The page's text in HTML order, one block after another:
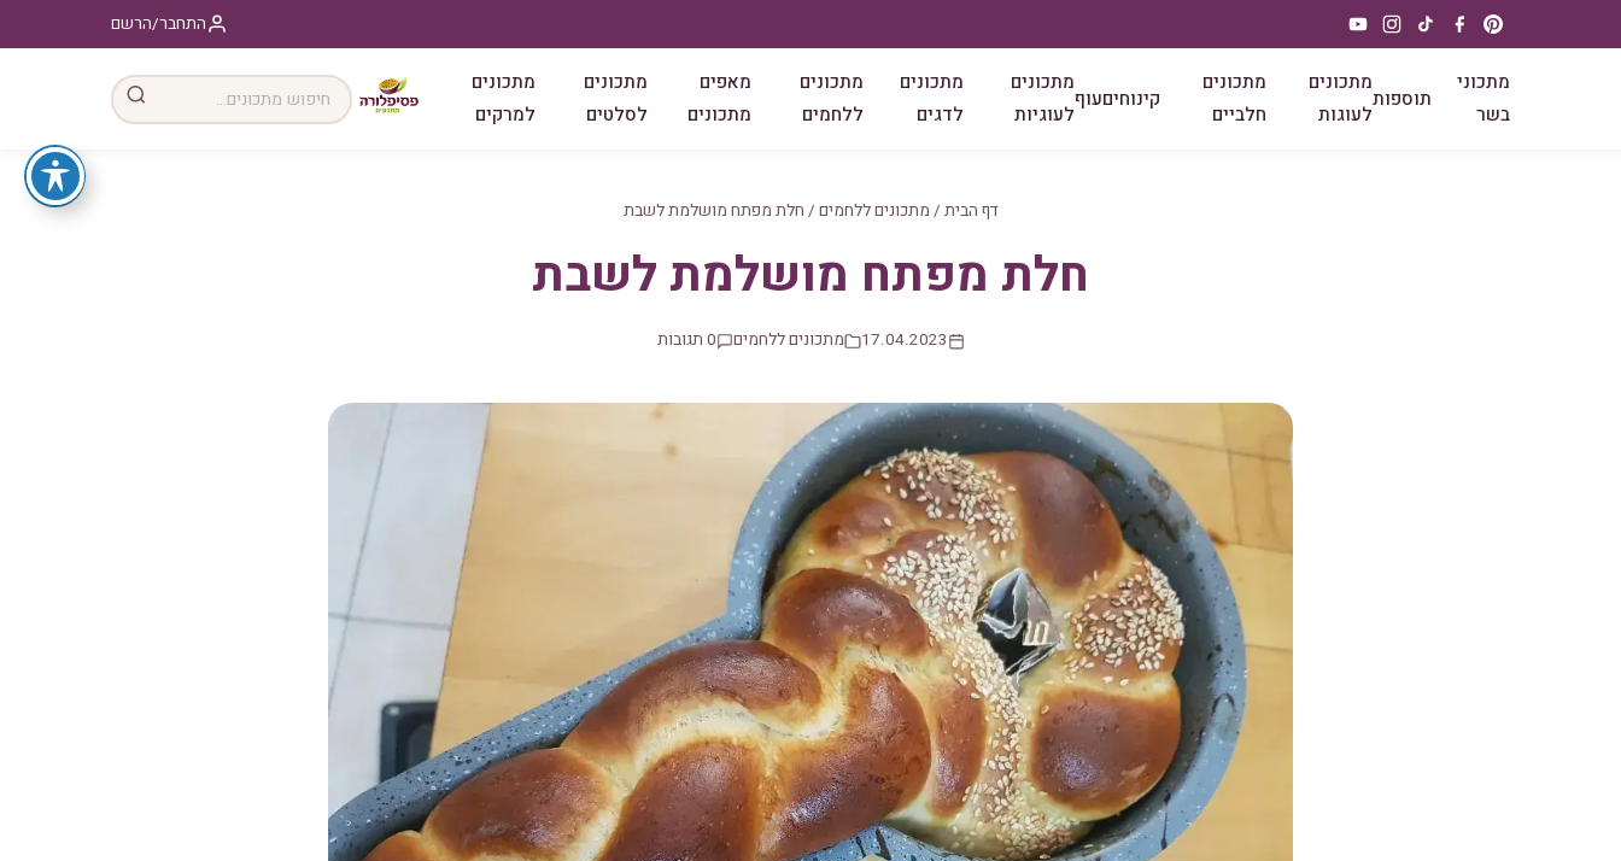
התחבר/הרשם
מתכוני
בשר
תוספות
מתכונים
לעוגות
מתכונים
חלביים
קינוחיםעוף
מתכונים
לעוגיות
מתכונים
לדגים
מתכונים
ללחמים
מאפים
מתכונים
מתכונים
לסלטים
מתכונים
למרקים
דף הבית / מתכונים ללחמים / חלת מפתח מושלמת לשבת
חלת מפתח מושלמת לשבת
17.04.2023 מתכונים ללחמים 0 תגובות